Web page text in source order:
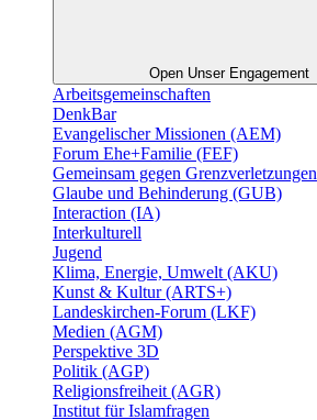
Open Unser Engagement
Arbeitsgemeinschaften
DenkBar
Evangelischer Missionen (AEM)
Forum Ehe+Familie (FEF)
Gemeinsam gegen Grenzverletzungen
Glaube und Behinderung (GUB)
Interaction (IA)
Interkulturell
Jugend
Klima, Energie, Umwelt (AKU)
Kunst & Kultur (ARTS+)
Landeskirchen-Forum (LKF)
Medien (AGM)
Perspektive 3D
Politik (AGP)
Religionsfreiheit (AGR)
Institut für Islamfragen